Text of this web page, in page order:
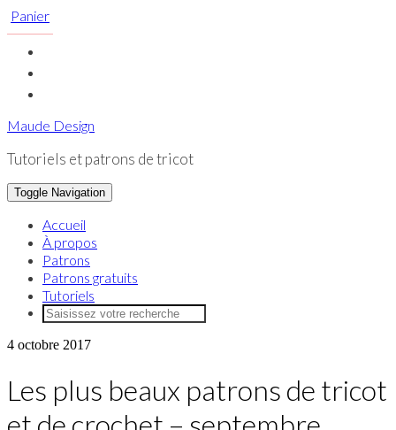
Skip
to
content
Panier
Toggle
Maude Design
Tutoriels et patrons de tricot
Toggle Navigation
Accueil
À propos
Patrons
Patrons gratuits
Tutoriels
4 octobre 2017
Les plus beaux patrons de tricot